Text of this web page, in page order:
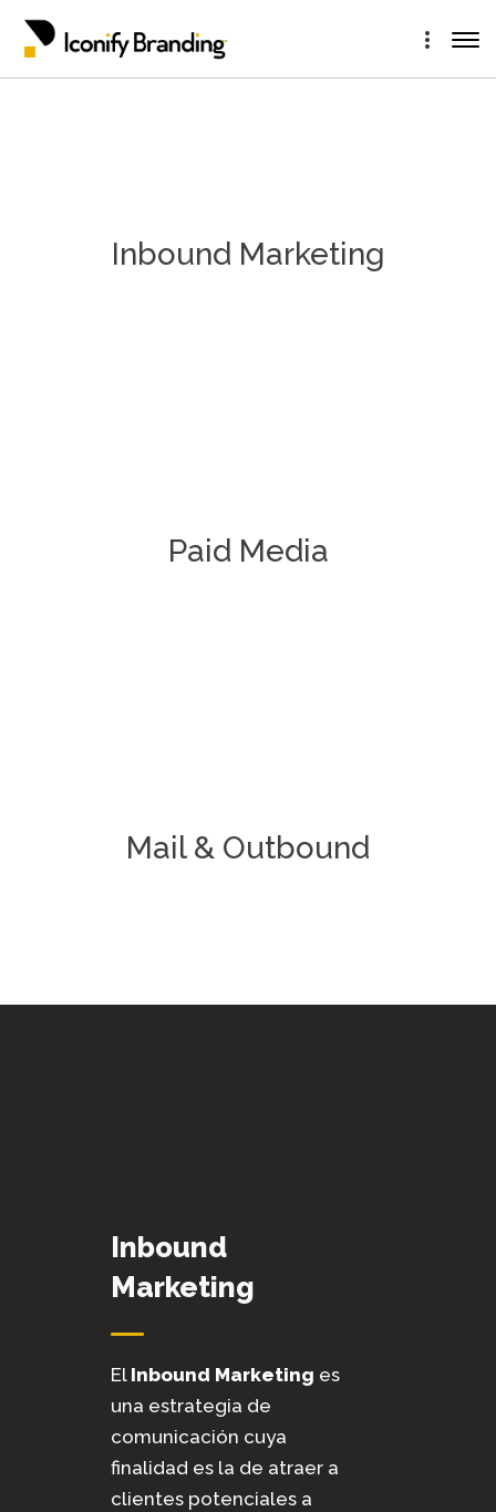
Inbound Marketing
Paid Media
Mail & Outbound
Inbound
Marketing
El Inbound Marketing es
una estrategia de
comunicación cuya
finalidad es la de atraer a
clientes potenciales a